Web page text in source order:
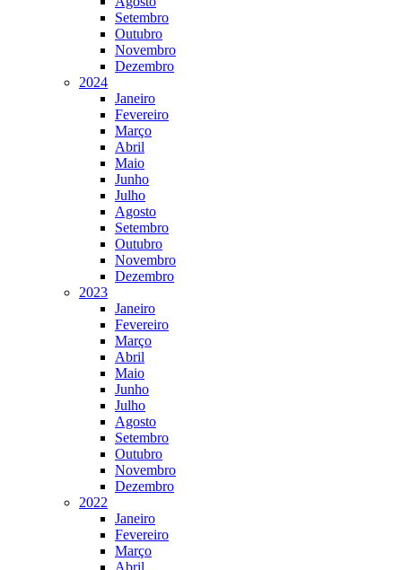
Setembro
Outubro
Novembro
Dezembro
2024
Janeiro
Fevereiro
Março
Abril
Maio
Junho
Julho
Agosto
Setembro
Outubro
Novembro
Dezembro
2023
Janeiro
Fevereiro
Março
Abril
Maio
Junho
Julho
Agosto
Setembro
Outubro
Novembro
Dezembro
2022
Janeiro
Fevereiro
Março
Abril